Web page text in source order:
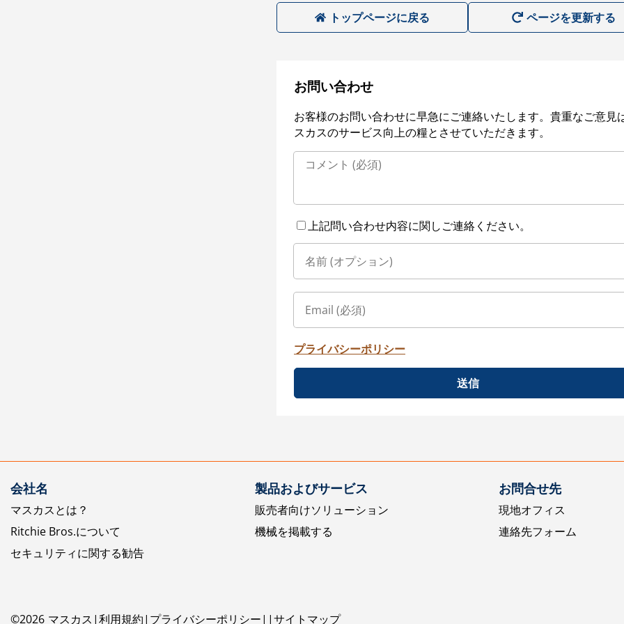
トップページに戻る ページを更新する
お問い合わせ
お客様のお問い合わせに早急にご連絡いたします。貴重なご意見
スカスのサービス向上の糧とさせていただきます。
上記問い合わせ内容に関しご連絡ください。
プライバシーポリシー
送信
会社名
マスカスとは？
Ritchie Bros.について
セキュリティに関する勧告
製品およびサービス
販売者向けソリューション
機械を掲載する
お問合せ先
現地オフィス
連絡先フォーム
©2026 マスカス 利用規約 プライバシーポリシー サイトマップ